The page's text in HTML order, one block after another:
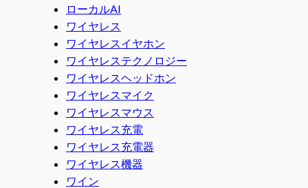
ローカルAI
ワイヤレス
ワイヤレスイヤホン
ワイヤレステクノロジー
ワイヤレスヘッドホン
ワイヤレスマイク
ワイヤレスマウス
ワイヤレス充電
ワイヤレス充電器
ワイヤレス機器
ワイン